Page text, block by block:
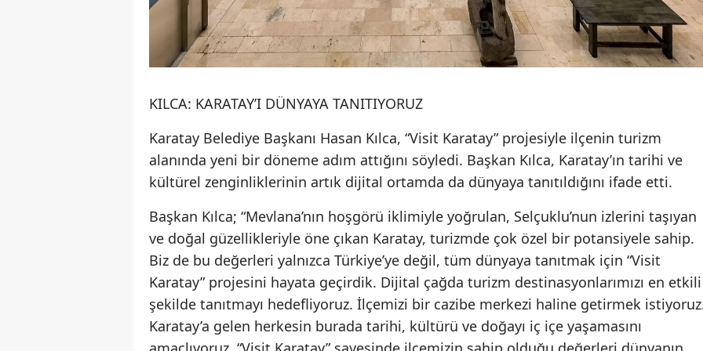
Yalova
Karabük
Düzce
KILCA: KARATAY’I DÜNYAYA TANITIYORUZ
Karatay Belediye Başkanı Hasan Kılca, “Visit Karatay” projesiyle ilçenin turizm
alanında yeni bir döneme adım attığını söyledi. Başkan Kılca, Karatay’ın tarihi ve
kültürel zenginliklerinin artık dijital ortamda da dünyaya tanıtıldığını ifade etti.
Başkan Kılca; “Mevlana’nın hoşgörü iklimiyle yoğrulan, Selçuklu’nun izlerini taşıyan
ve doğal güzellikleriyle öne çıkan Karatay, turizmde çok özel bir potansiyele sahip.
Biz de bu değerleri yalnızca Türkiye’ye değil, tüm dünyaya tanıtmak için “Visit
Karatay” projesini hayata geçirdik. Dijital çağda turizm destinasyonlarımızı en etkili
şekilde tanıtmayı hedefliyoruz. İlçemizi bir cazibe merkezi haline getirmek
Karatay’a gelen herkesin burada tarihi, kültürü ve doğayı iç içe yaşamasını